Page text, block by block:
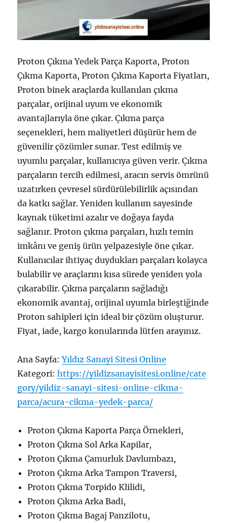
Proton Çıkma Yedek Parça Kaporta, Proton
Çıkma Kaporta, Proton Çıkma Kaporta Fiyatları,
Proton binek araçlarda kullanılan çıkma
parçalar, orijinal uyum ve ekonomik
avantajlarıyla öne çıkar. Çıkma parça
seçenekleri, hem maliyetleri düşürür hem de
güvenilir çözümler sunar. Test edilmiş ve
uyumlu parçalar, kullanıcıya güven verir. Çıkma
parçaların tercih edilmesi, aracın servis ömrünü
uzatırken çevresel sürdürülebilirlik açısından
da katkı sağlar. Yeniden kullanım sayesinde
kaynak tüketimi azalır ve doğaya fayda
sağlanır. Proton çıkma parçaları, hızlı temin
imkânı ve geniş ürün yelpazesiyle öne çıkar.
Kullanıcılar ihtiyaç duydukları parçaları kolayca
bulabilir ve araçlarını kısa sürede yeniden yola
çıkarabilir. Çıkma parçaların sağladığı
ekonomik avantaj, orijinal uyumla birleştiğinde
Proton sahipleri için ideal bir çözüm oluşturur.
Fiyat, iade, kargo konularında lütfen arayınız.
Ana Sayfa:Yıldız Sanayi Sitesi Online
Kategori:https://yildizsanayisitesi.online/cate
gory/yildiz-sanayi-sitesi-online-cikma-
parca/acura-cikma-yedek-parca/
Proton Çıkma Kaporta Parça Örnekleri,
Proton Çıkma Sol Arka Kapilar,
Proton Çıkma Çamurluk Davlumbazı,
Proton Çıkma Arka Tampon Traversi,
Proton Çıkma Torpido Klilidi,
Proton Çıkma Arka Badi,
Proton Çıkma Bagaj Panzilotu,